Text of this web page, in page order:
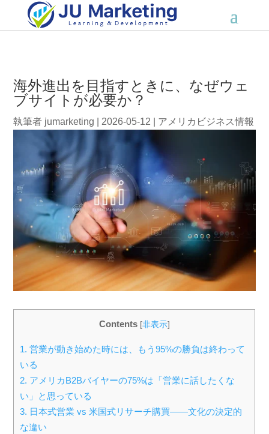
海外進出を目指すときに、なぜウェ
ブサイトが必要か？
執筆者 jumarketing 2026-05-12 アメリカビジネス情報
Contents [非表示]
1. 営業が動き始めた時には、もう95%の勝負は終わって
いる
2. アメリカB2Bバイヤーの75%は「営業に話したくな
い」と思っている
3. 日本式営業 vs 米国式リサーチ購買——文化の決定的
な違い